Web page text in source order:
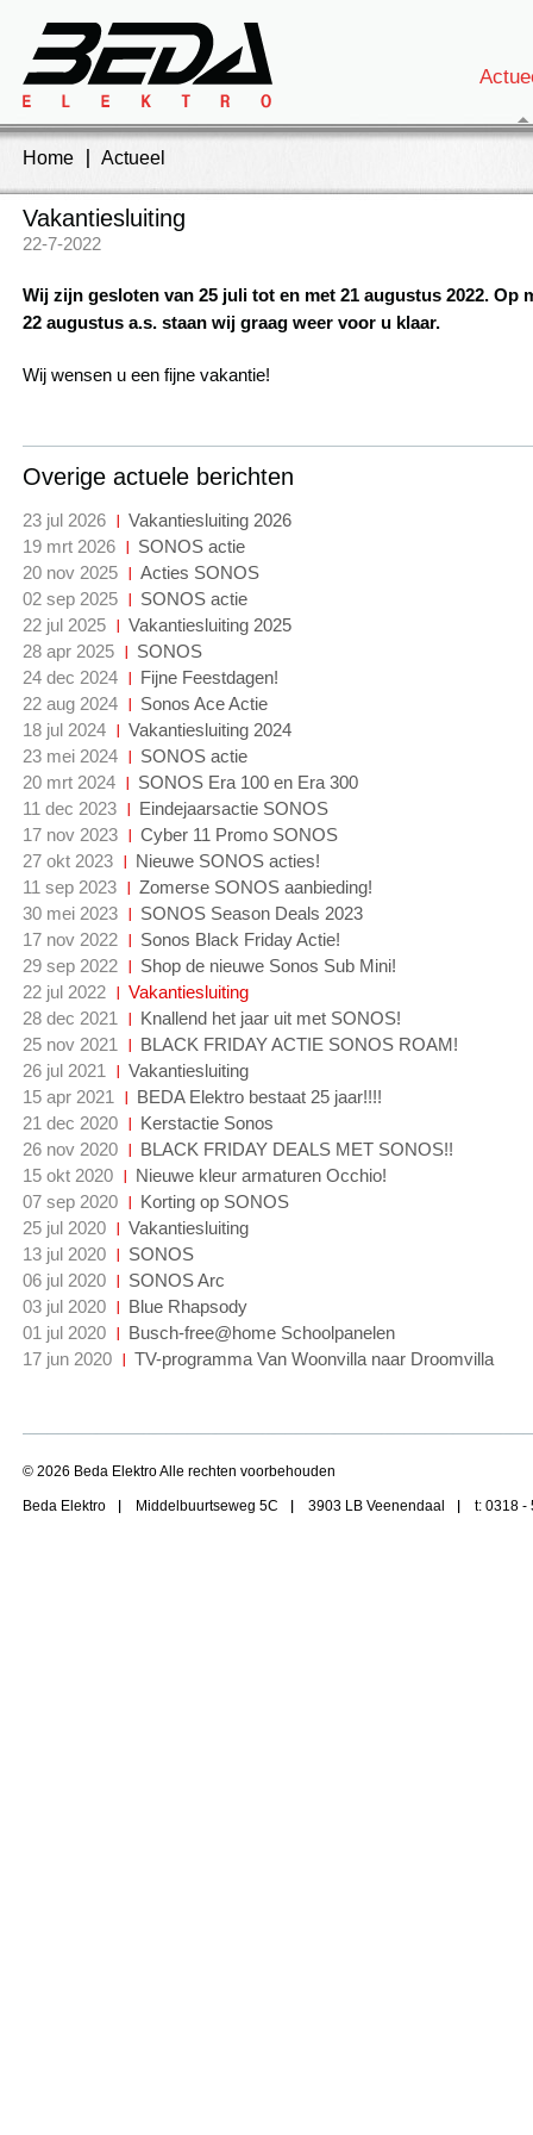
Home Actueel
Vakantiesluiting
22-7-2022
Wij zijn gesloten van 25 juli tot en met 21 augustus 2022. Op
22 augustus a.s. staan wij graag weer voor u klaar.
Wij wensen u een fijne vakantie!
Overige actuele berichten
23 jul 2026
Vakantiesluiting 2026
19 mrt 2026
SONOS actie
20 nov 2025
Acties SONOS
02 sep 2025
SONOS actie
22 jul 2025
Vakantiesluiting 2025
28 apr 2025
SONOS
24 dec 2024
Fijne Feestdagen!
22 aug 2024
Sonos Ace Actie
18 jul 2024
Vakantiesluiting 2024
23 mei 2024
SONOS actie
20 mrt 2024
SONOS Era 100 en Era 300
11 dec 2023
Eindejaarsactie SONOS
17 nov 2023
Cyber 11 Promo SONOS
27 okt 2023
Nieuwe SONOS acties!
11 sep 2023
Zomerse SONOS aanbieding!
30 mei 2023
SONOS Season Deals 2023
17 nov 2022
Sonos Black Friday Actie!
29 sep 2022
Shop de nieuwe Sonos Sub Mini!
22 jul 2022
Vakantiesluiting
28 dec 2021
Knallend het jaar uit met SONOS!
25 nov 2021
BLACK FRIDAY ACTIE SONOS ROAM!
26 jul 2021
Vakantiesluiting
15 apr 2021
BEDA Elektro bestaat 25 jaar!!!!
21 dec 2020
Kerstactie Sonos
26 nov 2020
BLACK FRIDAY DEALS MET SONOS!!
15 okt 2020
Nieuwe kleur armaturen Occhio!
07 sep 2020
Korting op SONOS
25 jul 2020
Vakantiesluiting
13 jul 2020
SONOS
06 jul 2020
SONOS Arc
03 jul 2020
Blue Rhapsody
01 jul 2020
Busch-free@home Schoolpanelen
17 jun 2020
TV-programma Van Woonvilla naar Droomvilla
© 2026 Beda Elektro Alle rechten voorbehouden
Beda Elektro Middelbuurtseweg 5C 3903 LB Veenendaal t: 0318 -